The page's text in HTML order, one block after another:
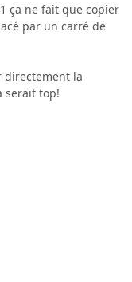
ça ne fait que copier
par un carré de
directement la
serait top!